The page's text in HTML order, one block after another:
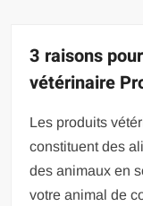
3 raisons
vétérinaire
Les produits
constituent des
des animaux en
votre animal de